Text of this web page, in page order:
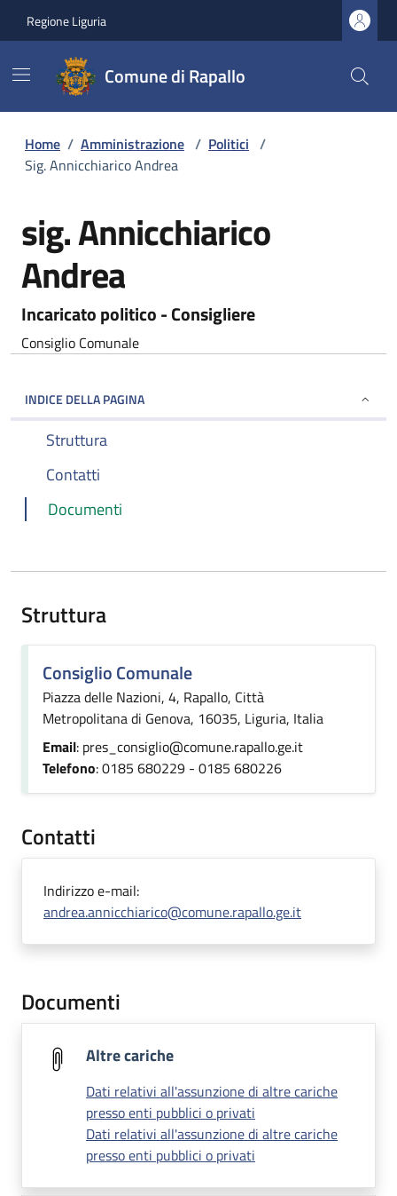
Regione Liguria
Comune di Rapallo
Home / Amministrazione / Politici /
Sig. Annicchiarico Andrea
sig. Annicchiarico
Andrea
Incaricato politico - Consigliere
Consiglio Comunale
INDICE DELLA PAGINA
Struttura
Contatti
Documenti
Struttura
Consiglio Comunale
Piazza delle Nazioni, 4, Rapallo, Città
Metropolitana di Genova, 16035, Liguria, Italia
Email: pres_consiglio@comune.rapallo.ge.it
Telefono: 0185 680229 - 0185 680226
Contatti
Indirizzo e-mail:
andrea.annicchiarico@comune.rapallo.ge.it
Documenti
Altre cariche
Dati relativi all'assunzione di altre cariche
presso enti pubblici o privati
Dati relativi all'assunzione di altre cariche
presso enti pubblici o privati